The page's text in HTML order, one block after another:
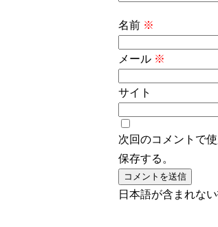
名前 ※
メール ※
サイト
次回のコメントで
保存する。
日本語が含まれな